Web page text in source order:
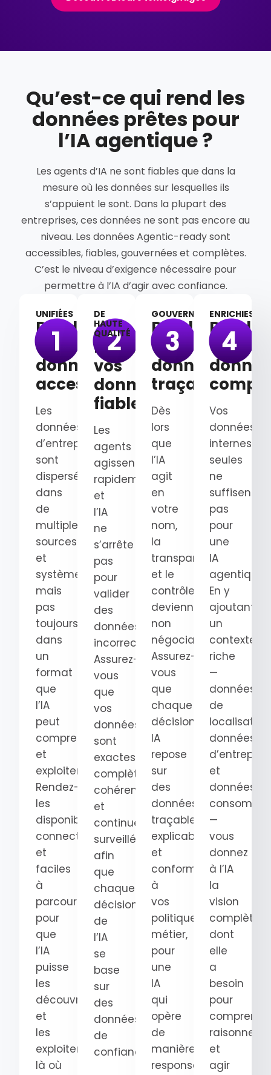
Qu’est-ce qui rend les
données prêtes pour
l’IA agentique ?
Les agents d’IA ne sont fiables que dans la
mesure où les données sur lesquelles ils
s’appuient le sont. Dans la plupart des
entreprises, ces données ne sont pas encore au
niveau. Les données Agentic-ready sont
accessibles, fiables, gouvernées et complètes.
C’est le niveau d’exigence nécessaire pour
permettre à l’IA d’agir avec confiance.
UNIFIÉES
Rendez
vos
données
accessibles
Les
données
d’entreprise
sont
dispersées
dans
de
multiples
sources
et
systèmes,
mais
pas
toujours
dans
un
format
que
l’IA
peut
comprendre
et
exploiter.
Rendez-
les
disponibles,
connectées
et
faciles
à
parcourir
pour
que
l’IA
puisse
les
découvrir
et
les
exploiter
là où
DE
HAUTE
QUALITÉ
Rendez
vos
données
fiables
Les
agents
agissent
rapidement
et
l’IA
ne
s’arrête
pas
pour
valider
des
données
incorrectes.
Assurez-
vous
que
vos
données
sont
exactes,
complètes,
cohérentes
et
continuellement
surveillées
afin
que
chaque
décision
de
l’IA
se
base
sur
des
données
de
confiance.
GOUVERNÉES
Rendez
vos
données
traçables
Dès
lors
que
l’IA
agit
en
votre
nom,
la
transparence
et le
contrôle
deviennent
non
négociables.
Assurez-
vous
que
chaque
décision
IA
repose
sur
des
données
traçables,
explicables
et
conformes
à
vos
politiques
métier,
pour
une
IA
qui
opère
de
manière
responsable.
ENRICHIES
Rendez
vos
Vos
données
internes
seules
ne
suffisent
pas
pour
une
IA
agentique.
En y
ajoutant
un
contexte
riche
—
données
de
données
et
données
—
vous
donnez
à l’IA
la
vision
complète
dont
elle
a
besoin
pour
raisonner
et
agir